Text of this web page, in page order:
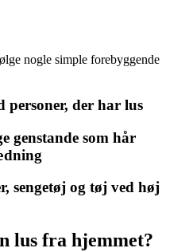
nogle simple forebyggende
der har lus
genstande som hår
sengetøj og tøj ved høj
lus fra hjemmet?